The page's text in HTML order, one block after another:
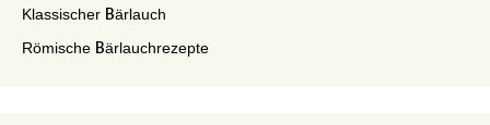
Klassischer Bärlauch
Römische Bärlauchrezepte